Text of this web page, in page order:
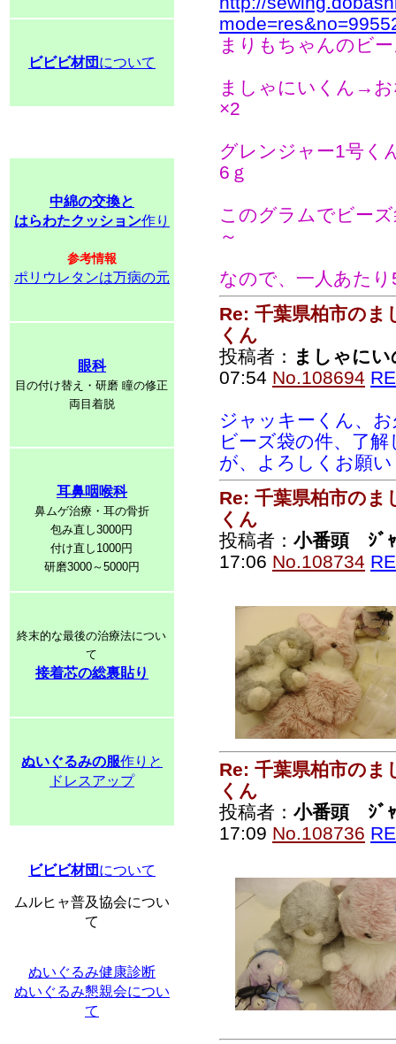
ビビビ材団 について
中綿の交換と
はらわたクッション作り
参考情報
ポリウレタンは万病の元
眼科
目の付け替え・研磨 瞳の修正
両目着脱
耳鼻咽喉科
鼻ムゲ治療・耳の骨折
包み直し3000円
付け直し1000円
研磨3000～5000円
終末的な最後の治療法につい
て
接着芯の総裏貼り
ぬいぐるみの服作りと
ドレスアップ
ビビビ材団 について
ムルヒャ普及協会につい
て
ぬいぐるみ健康診断
ぬいぐるみ懇親会につい
て
まりもちゃんのビ
ましゃにいくん→お
×2
グレンジャー1号く
6ｇ
このグラムでビー
～
なので、一人あた
Re: 千葉県柏市の
くん
投稿者： ましゃにい
07:54 No.108694
ジャッキーくん、
ビーズ袋の件、了
が、よろしくお願
Re: 千葉県柏市の
くん
投稿者： 小番頭 ｼﾞ
17:06 No.108734
Re: 千葉県柏市の
くん
投稿者： 小番頭 ｼﾞ
17:09 No.108736